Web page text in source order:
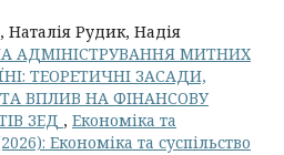
Наталія Рудик, Надія
АДМІНІСТРУВАННЯ МИТНИХ
ТЕОРЕТИЧНІ ЗАСАДИ,
ВПЛИВ НА ФІНАНСОВУ
ЗЕД , Економіка та
Економіка та суспільство